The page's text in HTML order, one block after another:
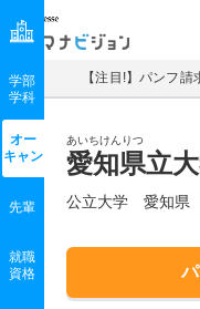
マナビジ
【注目!】パンフ
あいちけんりつ
愛知県立
公立大学 愛知県
学部
学科
オー
キャン
先輩
就職
資格